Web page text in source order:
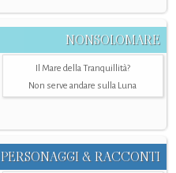
NONSOLOMARE
Il Mare della Tranquillità?
Non serve andare sulla Luna
PERSONAGGI & RACCONTI